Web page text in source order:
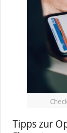
Tipps zur